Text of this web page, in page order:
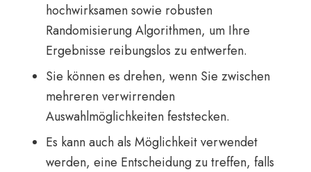
hochwirksamen sowie robusten
Randomisierung Algorithmen, um Ihre
Ergebnisse reibungslos zu entwerfen.
Sie können es drehen, wenn Sie zwischen
mehreren verwirrenden
Auswahlmöglichkeiten feststecken.
Es kann auch als Möglichkeit verwendet
werden, eine Entscheidung zu treffen, falls